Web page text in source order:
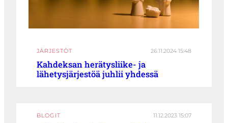
JÄRJESTÖT 26.11.2024 15:48
Kahdeksan herätysliike- ja
lähetysjärjestöä juhlii yhdessä
BLOGIT 11.12.2023 15:07